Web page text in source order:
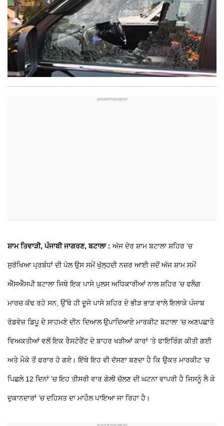
ਸ਼ਾਮ ਤਿਵਾੜੀ, ਪੰਜਾਬੀ ਜਾਗਰਣ, ਬਟਾਲਾ : ਅੱਜ ਦੇਰ ਸ਼ਾਮ ਬਟਾਲਾ ਸ਼ਹਿਰ ’ਚ
ਸੁਰੱਖਿਆ ਪ੍ਰਬੰਧਾਂ ਦੀ ਪੋਲ ਉਸ ਸਮੇਂ ਖੁੱਲ੍ਹਦੀ ਨਜ਼ਰ ਆਈ ਜਦੋਂ ਅੱਜ ਸ਼ਾਮ ਸਮੇਂ
ਐੱਸਐੱਸਪੀ ਬਟਾਲਾ ਜਿਥੇ ਇਕ ਪਾਸੇ ਪੁਲਸ ਅਧਿਕਾਰੀਆਂ ਨਾਲ ਸ਼ਹਿਰ ’ਚ ਫਲੈਗ
ਮਾਰਚ ਕੱਢ ਰਹੇ ਸਨ, ਉੱਥੇ ਹੀ ਦੂਜੇ ਪਾਸੇ ਸ਼ਹਿਰ ਦੇ ਭੀੜ ਭਾੜ ਵਾਲੇ ਇਲਾਕੇ ਪੰਜਾਬ
ਰੋਡਵੇਜ਼ ਡਿਪੂ ਦੇ ਸਾਹਮਣੇ ਦੀਨ ਦਿਆਲ ਉਪਾਦਿਆਏ ਮਾਰਕੀਟ ਬਟਾਲਾ ’ਚ ਅਣਪਛਾਤੇ
ਵਿਅਕਤੀਆਂ ਵਲੋਂ ਇਕ ਰੈਸਟੋਰੈਂਟ ਦੇ ਬਾਹਰ ਖੜੀਆਂ ਕਾਰਾਂ ’ਤੇ ਫਾਇਰਿੰਗ ਕੀਤੀ ਗਈ
ਅਤੇ ਮੌਕੇ ਤੋਂ ਫਰਾਰ ਹੋ ਗਏ। ਇੱਥੇ ਇਹ ਵੀ ਦੱਸਣਾ ਬਣਦਾ ਹੈ ਕਿ ਉਕਤ ਮਾਰਕੀਟ ’ਚ
ਪਿਛਲੇ 12 ਦਿਨਾਂ ’ਚ ਇਹ ਤੀਸਰੀ ਵਾਰ ਗੋਲੀ ਚੱਲਣ ਦੀ ਘਟਨਾ ਵਾਪਰੀ ਹੈ ਜਿਸਨੂੰ ਲੈ ਕੇ
ਦੁਕਾਨਦਾਰਾਂ ’ਚ ਦਹਿਸਤ ਦਾ ਮਾਹੌਲ ਪਾਇਆ ਜਾ ਰਿਹਾ ਹੈ।